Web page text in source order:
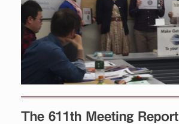
The 611th Meeting Report